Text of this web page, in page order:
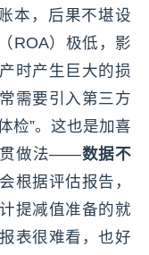
本，后果不堪设
ROA）极低，影
时产生巨大的损
需要引入第三方
检”。这也是加喜
贯做法——数据不
根据评估报告，
提减值准备的就
表很难看，也好